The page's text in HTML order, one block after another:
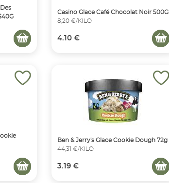
Casino Glace Café Chocolat Noir 500G
8,20 €/KILO
4.10 €
Ben & Jerry's Glace Cookie Dough 72g
44,31 €/KILO
3.19 €